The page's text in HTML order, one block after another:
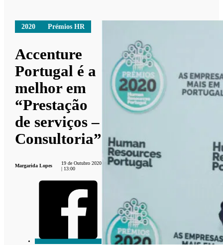
2020 Prémios HR
Accenture
Portugal é a
melhor em
“Prestação
de serviços –
Consultoria”
Margarida Lopes
19 de Outubro 2020
| 13:00